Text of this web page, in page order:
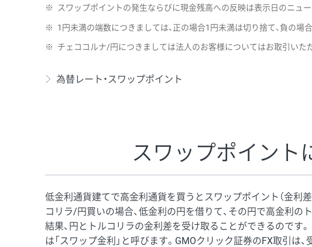
EUR/AUD 103円
160円
※ハンガリーフォリント/円と南アフリカランド/円とメキシコペソ/
※ スワップポイントの発生ならびに現金残高への反映は表示日のニュ
※ 1円未満の端数につきましては、正の場合1円未満は切り捨て、負の場
※ チェココルナ/円につきましては法人のお客様についてはお取引いた
為替レート・スワップポイント
スワップポイント
低金利通貨建てで高金利通貨を買うとスワップポイント（金利
コリラ/円買いの場合、低金利の円を借りて、その円で高金利の
結果、円とトルコリラの金利差を受け取ることができるのです
は「スワップ金利」と呼びます。GMOクリック証券のFX取引は